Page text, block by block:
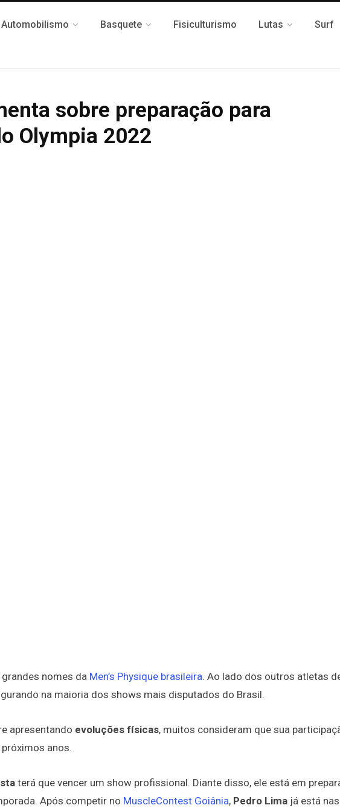
Automobilismo Basquete Fisiculturismo Lutas Surf
sobre preparação para
Olympia 2022
nomes da Men’s Physique brasileira. Ao lado dos outros atletas
na maioria dos shows mais disputados do Brasil.
apresentando evoluções físicas, muitos consideram que sua
anos.
terá que vencer um show profissional. Diante disso, ele está em
Após competir no MuscleContest Goiânia, Pedro Lima já está nas